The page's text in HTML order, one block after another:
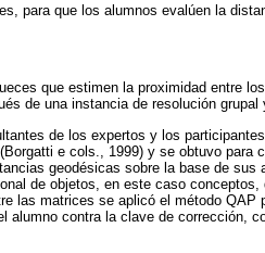
para que los alumnos evalúen la
que estimen la proximidad entre
de una instancia de resolución
de los expertos y los
e cols., 1999) y se obtuvo para
geodésicas sobre la base de
de objetos, en este caso
las matrices se aplicó el método
alumno contra la clave de corrección,